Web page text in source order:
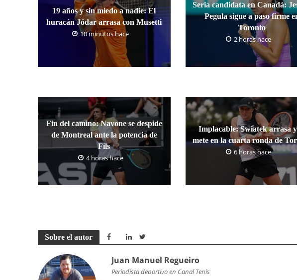
19 años y sin miedo a nadie: El
huracán Jódar arrasa con Musetti
10 minutos hace
Seria candidata en Canadá:
Pegula sigue a paso firme
Toronto
2 horas hace
Fin del camino: Navone se despide
de Montreal ante la potencia de
Fils
4 horas hace
Implacable: Swiatek arrasa y
mete en la cuarta ronda de
6 horas hace
Sobre el autor
Juan Manuel Regueiro
Periodista deportivo en Canal Tenis